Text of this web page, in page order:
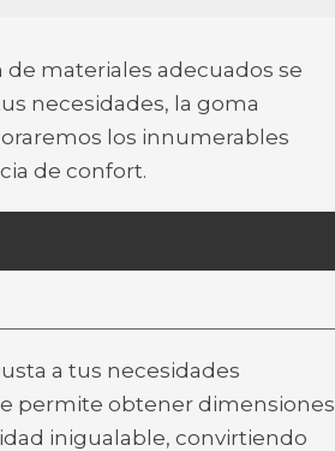
materiales adecuados se
necesidades, la goma
los innumerables
de confort.
a tus necesidades
permite obtener dimensiones
inigualable, convirtiendo